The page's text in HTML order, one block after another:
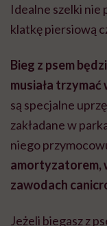
Idealne szelki nie
klatkę piersiową
Bieg z psem
musiała trzymać
są specjalne
zakładane w
niego
amortyzatorem,
zawodach
Jeżeli biegasz z